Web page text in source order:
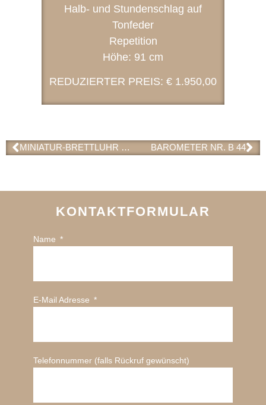
Halb- und Stundenschlag auf
Tonfeder
Repetition
Höhe: 91 cm
REDUZIERTER PREIS: € 1.950,00
MINIATUR-BRETTLUHR NR. W 43 (VERKAUFT) BAROMETER NR. B 44
KONTAKTFORMULAR
Name
E-Mail Adresse
Telefonnummer (falls Rückruf gewünscht)